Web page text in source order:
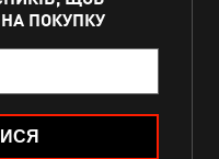
НА ПОКУПКУ